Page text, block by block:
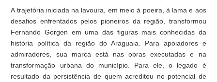
A trajetória iniciada na lavoura, em meio à poeira, à lama e aos
desafios enfrentados pelos pioneiros da região, transformou
Fernando Gorgen em uma das figuras mais conhecidas da
história política da região do Araguaia. Para apoiadores e
admiradores, sua marca está nas obras executadas e na
transformação urbana do município. Para ele, o legado é
resultado da persistência de quem acreditou no potencial de